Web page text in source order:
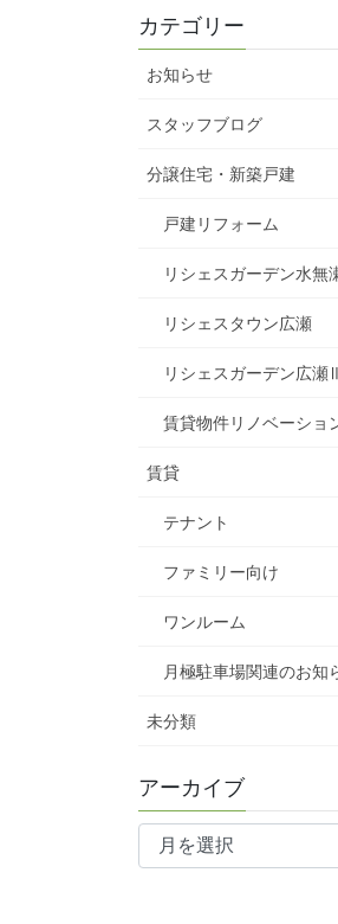
カテゴリー
お知らせ
スタッフブログ
分譲住宅・新築戸建
戸建リフォーム
リシェスガーデン水無
リシェスタウン広瀬
リシェスガーデン広瀬
賃貸物件リノベーショ
賃貸
テナント
ファミリー向け
ワンルーム
月極駐車場関連のお知
未分類
アーカイブ
ア